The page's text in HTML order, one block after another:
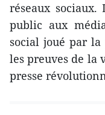
réseaux
public aux
social joué par la
les preuves de la
presse